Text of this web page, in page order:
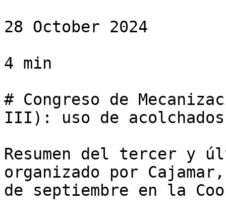
28 October 2024
4 min
# Congreso de
III): uso de acolchados
Resumen del tercer y
organizado por
de septiembre en la